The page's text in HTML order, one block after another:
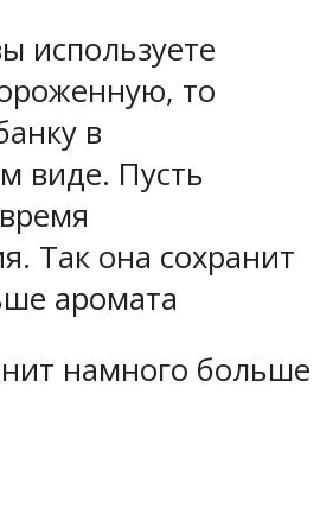
используете
то
в
виде. Пусть
Так она сохранит
аромата
намного больше